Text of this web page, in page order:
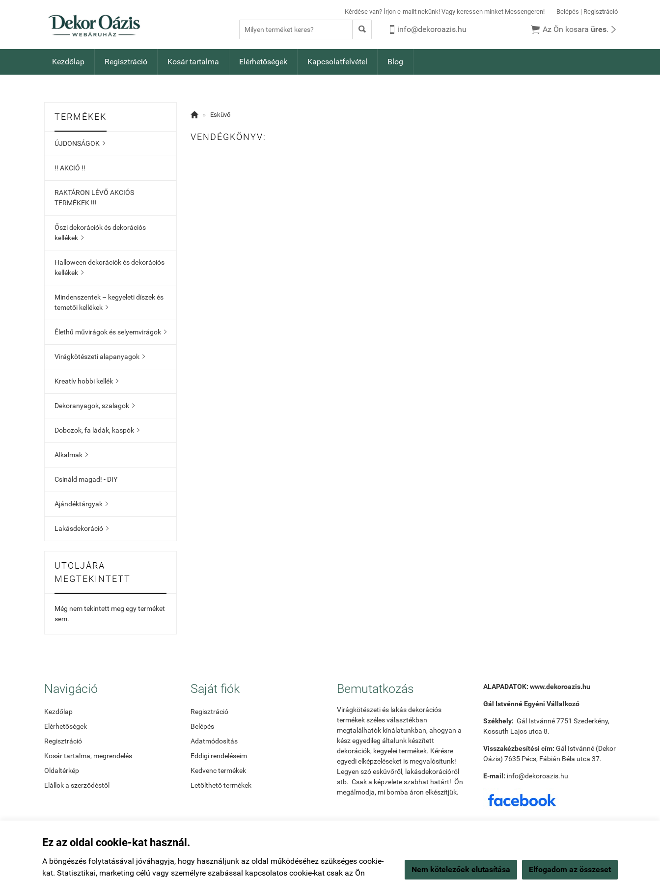
Ez az oldal cookie-kat használ.
A böngészés folytatásával jóváhagyja, hogy használjunk az oldal működéséhez szükséges cookie-
kat. Statisztikai, marketing célú vagy személyre szabással kapcsolatos cookie-kat csak az Ön
Nem kötelezőek elutasítása Elfogadom az összeset
  info@dekoroazis.hu  Az Ön kosara üres. 
Kérdése van? Írjon e-mailt nekünk! Vagy keressen minket Messengeren! Belépés | Regisztráció
Kezdőlap Regisztráció Kosár tartalma Elérhetőségek Kapcsolatfelvétel Blog
TERMÉKEK
ÚJDONSÁGOK 
!! AKCIÓ !!
RAKTÁRON LÉVŐ AKCIÓS
TERMÉKEK !!!
Őszi dekorációk és dekorációs
kellékek 
Halloween dekorációk és dekorációs
kellékek 
Mindenszentek – kegyeleti díszek és
temetői kellékek 
Élethű művirágok és selyemvirágok 
Virágkötészeti alapanyagok 
Kreatív hobbi kellék 
Dekoranyagok, szalagok 
Dobozok, fa ládák, kaspók 
Alkalmak 
Csináld magad! - DIY
Ajándéktárgyak 
Lakásdekoráció 
UTOLJÁRA
MEGTEKINTETT
Még nem tekintett meg egy terméket
sem.
 » Esküvő
VENDÉGKÖNYV:
Navigáció
Kezdőlap
Elérhetőségek
Regisztráció
Kosár tartalma, megrendelés
Oldaltérkép
Elállok a szerződéstől
Saját fiók
Regisztráció
Belépés
Adatmódosítás
Eddigi rendeléseim
Kedvenc termékek
Letölthető termékek
Bemutatkozás
Virágkötészeti és lakás dekorációs
termékek széles választékban
megtalálhatók kínálatunkban, ahogyan a
kész egyedileg általunk készített
dekorációk, kegyelei termékek. Kérésre
egyedi elképzeléseket is megvalósítunk!
Legyen szó esküvőről, lakásdekorációról
stb. Csak a képzelete szabhat határt! Ön
megálmodja, mi bomba áron elkészítjük.
ALAPADATOK: www.dekoroazis.hu
Gál Istvénné Egyéni Vállalkozó
Székhely: Gál Istvánné 7751 Szederkény,
Kossuth Lajos utca 8.
Visszakézbesítési cím: Gál Istvánné (Dekor
Oázis) 7635 Pécs, Fábián Béla utca 37.
E-mail: info@dekoroazis.hu